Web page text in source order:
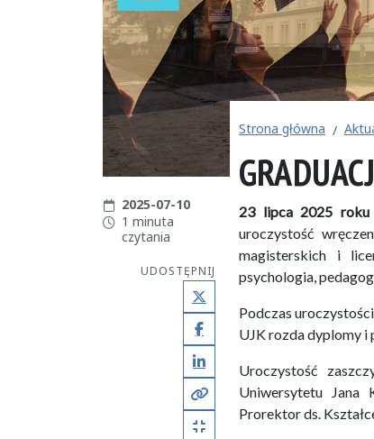
Data publikacji:
2025-07-10
Czas czytania:
1 minuta
czytania
UDOSTĘPNIJ
X (Twitter)
Facebook
LinkedIn
Kopiuj pełny link
Kopiuj krótki link
Strona główna
23 lipca 2025 roku
uroczystość
magisterskich i
psychologia,
Podczas
UJK rozda dyplomy
Uroczystość
Uniwersytetu Jana
Prorektor ds.